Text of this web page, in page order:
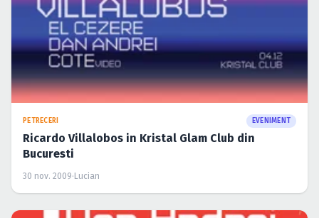
PETRECERI EVENIMENT
Ricardo Villalobos in Kristal Glam Club din
Bucuresti
30 nov. 2009·Lucian